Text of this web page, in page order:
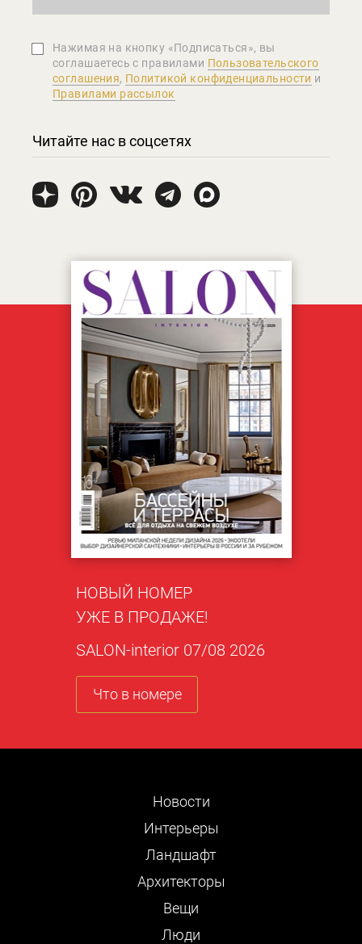
Нажимая на кнопку «Подписаться», вы
соглашаетеcь с правилами Пользовательского
соглашения, Политикой конфиденциальности и
Правилами рассылок
Читайте нас в соцсетях
НОВЫЙ НОМЕР
УЖЕ В ПРОДАЖЕ!
SALON-interior 07/08 2026
Что в номере
Новости
Интерьеры
Ландшафт
Архитекторы
Вещи
Люди